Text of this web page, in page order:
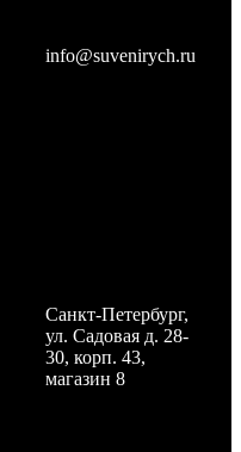
info@suvenirych.ru
Санкт-Петербург,
ул. Садовая д. 28-
30, корп. 43,
магазин 8